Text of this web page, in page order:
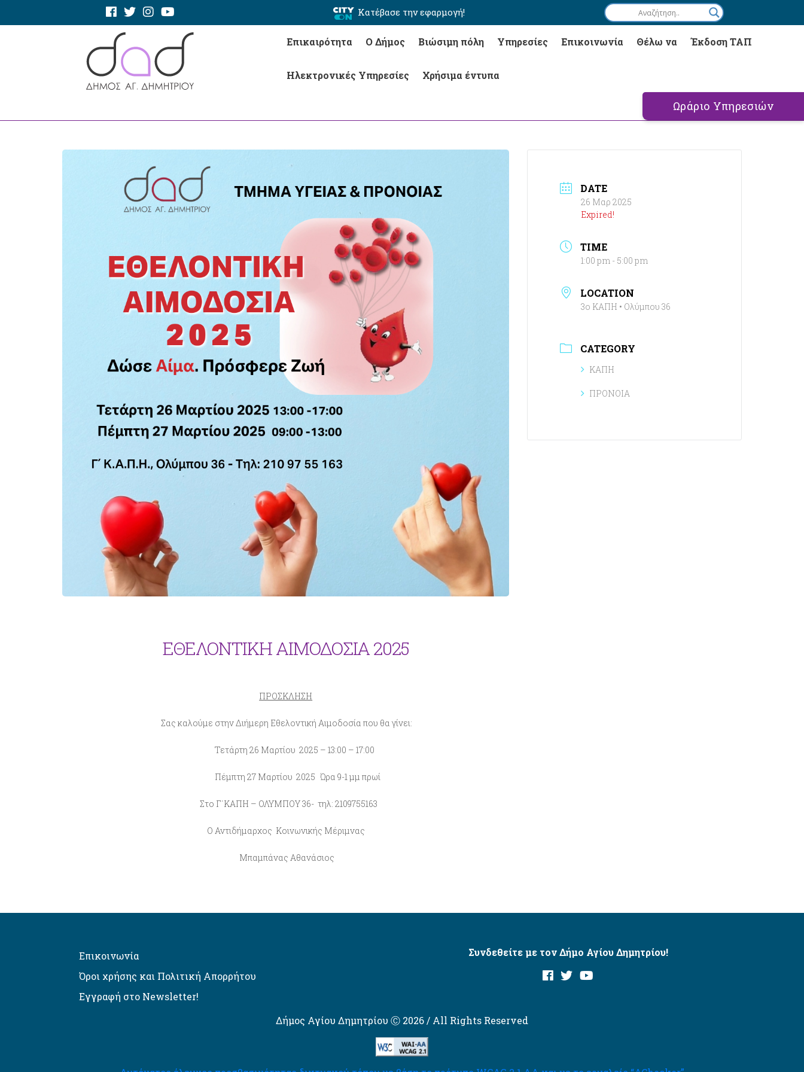
Κατέβασε την εφαρμογή!
Επικαιρότητα Ο Δήμος Βιώσιμη πόλη Υπηρεσίες Επικοινωνία Θέλω να Έκδοση ΤΑΠ
Ηλεκτρονικές Υπηρεσίες Χρήσιμα έντυπα
Ωράριο Υπηρεσιών
ΕΘΕΛΟΝΤΙΚΗ ΑΙΜΟΔΟΣΙΑ 2025
ΠΡΟΣΚΛΗΣΗ
Σας καλούμε στην Διήμερη Εθελοντική Αιμοδοσία που θα γίνει:
Τετάρτη 26 Μαρτίου 2025 – 13:00 – 17:00
Πέμπτη 27 Μαρτίου 2025 Ώρα 9-1 μμ πρωί
Στο Γ΄ΚΑΠΗ – ΟΛΥΜΠΟΥ 36- τηλ: 2109755163
Ο Αντιδήμαρχος Κοινωνικής Μέριμνας
Μπαμπάνας Αθανάσιος
DATE
26 Μαρ 2025
Expired!
TIME
1:00 pm - 5:00 pm
LOCATION
3ο ΚΑΠΗ • Ολύμπου 36
CATEGORY
ΚΑΠΗ
ΠΡΟΝΟΙΑ
Επικοινωνία
Όροι χρήσης και Πολιτική Απορρήτου
Εγγραφή στο Newsletter!
Συνδεθείτε με τον Δήμο Αγίου Δημητρίου!
Δήμος Αγίου Δημητρίου Ⓒ 2026 / All Rights Reserved